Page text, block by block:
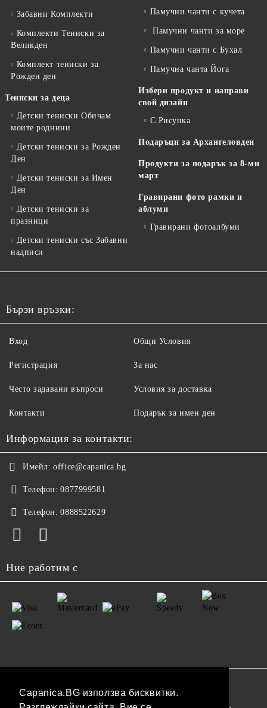
Capanica.BG използва бисквитки.
Забавни Комплекти
Комплекти Тениски за
Великден
Комплект тениски за
Рожден ден
Тениски за деца
Детски тениски Обичам
моите роднини
Детски тениски за Рожден
Ден
Детски тениски за Имен
Ден
Детски тениски за
празници
Детски тениски със Забавни
надписи
Памучни чанти с кучета
Памучни чанти за море
Памучни чанти с Бухал
Памучна чанта Йога
Избери продукт и направи
свой дизайн
С Рисунка
Подаръци за Архангеловден
Продукти за подарък за 8-ми
март
Гравирани фото рамки и
аблуми
Гравирани фотоалбуми
Бързи връзки:
Вход
Регистрация
Често задавани въпроси
Контакти
Общи Условия
За нас
Условия за доставка
Подарък за имен ден
Информация за контакти:
Имейл: office@capanica.bg
Телефон: 0877999581
Телефон: 0888522629
Ние работим с